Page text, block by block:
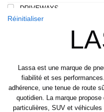
112/110
113/111
115/113
121/120
DRIVEWAYS
DRIVEWAYS SPORT
DRIVEWAYS SPORT (+)
IMPETUS REVO
IMPETUS SPORT
LC/R
Réinitialiser
Lassa est une marque de
fiabilité et ses
adhérence, une tenue de route
quotidien. La marque
particulières, SUV et